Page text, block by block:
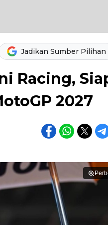
Jadikan Sumber Pilihan
Racing,
2027